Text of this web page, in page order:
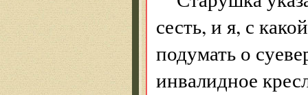
сесть, и я, с
подумать о
инвалидное